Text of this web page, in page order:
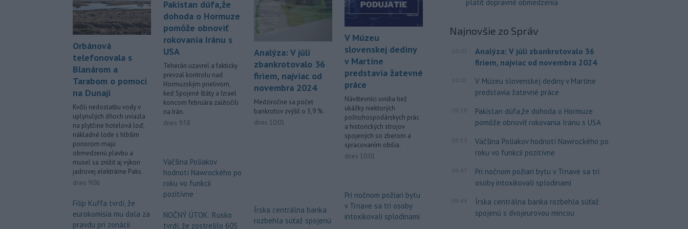
ostrova Szigetcsúcs na Dunaji v
približne 500 kilogramov. Samospráva
to v stredu uviedla na svojej webovej
stránke, pričom neskôr napísala, že
pyrotechnici ju úspešne odstránili.
Libanonu zahynul v stredu jeden
človek a ďalších 11 utrpelo zranenia.
Izraelská armáda zároveň oznámila,
že v danej oblasti začala novú vlnu
leteckých útokov. Stalo sa tak v reakcii
na údajné porušenie prímeria zo
Orbánová
telefonovala s
Blanárom a
Tarabom o pomoci
na Dunaji
Kvôli nedostatku vody v
uplynulých dňoch uviazla
na plytčine hotelová loď,
nákladné lode s hlbším
ponorom majú
obmedzenú plavbu a
musel sa znížiť aj výkon
jadrovej elektrárne Paks.
dnes 9:06
Filip Kuffa tvrdí, že
eurokomisia mu dala za
pravdu pri zonácii
Pakistan dúfa,že
dohoda o Hormuze
pomôže obnoviť
rokovania Iránu s
USA
Teherán uzavrel a fakticky
prevzal kontrolu nad
Hormuzským prielivom,
keď Spojené štáty a Izrael
koncom februára zaútočili
na Irán.
dnes 9:58
Väčšina Poliakov
hodnotí Nawrockého po
roku vo funkcii
pozitívne
NOČNÝ ÚTOK: Rusko
tvrdí, že zostrelilo 605
Analýza: V júli
zbankrotovalo 36
firiem, najviac od
novembra 2024
Medziročne sa počet
bankrotov zvýšil o 5,9 % .
dnes 10:01
Írska centrálna banka
rozbehla súťaž spojenú
V Múzeu
slovenskej dediny
v Martine
predstavia žatevné
práce
Návštevníci uvidia tiež
ukážky niektorých
poľnohospodárskych prác
a historických strojov
spojených so zberom a
spracovaním obilia.
dnes 10:01
Pri nočnom požiari bytu
v Trnave sa tri osoby
intoxikovali splodinami
platiť dopravné obmedzenia
Najnovšie zo Správ
10:01
Analýza: V júli zbankrotovalo 36
firiem, najviac od novembra 2024
10:01
V Múzeu slovenskej dediny v Martine
predstavia žatevné práce
09:58
Pakistan dúfa,že dohoda o Hormuze
pomôže obnoviť rokovania Iránu s USA
09:53
Väčšina Poliakov hodnotí Nawrockého po
roku vo funkcii pozitívne
09:47
Pri nočnom požiari bytu v Trnave sa tri
osoby intoxikovali splodinami
09:44
Írska centrálna banka rozbehla súťaž
spojenú s dvojeurovou mincou